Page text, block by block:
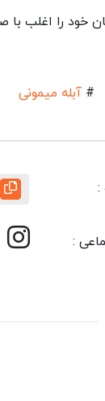
خود را اغلب
# آبله میمونی
:
: